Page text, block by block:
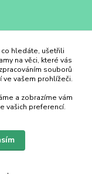
co hledáte, ušetřili
na věci, které vás
souborů
ve vašem prohlížeči.
a zobrazíme vám
vašich preferencí.